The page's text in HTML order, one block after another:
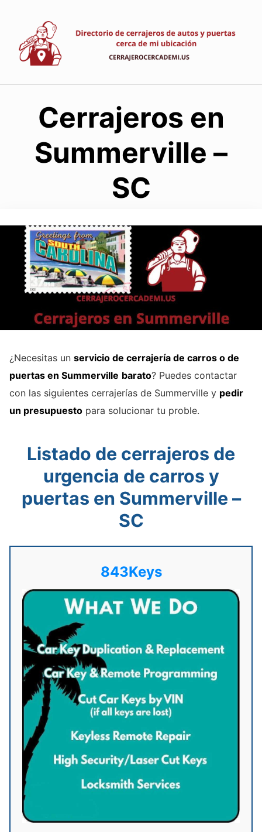
contenido
Cerrajeros en
Summerville –
SC
¿Necesitas un servicio de cerrajería de carros o de
puertas en Summerville barato? Puedes contactar
con las siguientes cerrajerías de Summerville y pedir
un presupuesto para solucionar tu proble.
Listado de cerrajeros de
urgencia de carros y
puertas en Summerville –
SC
843Keys